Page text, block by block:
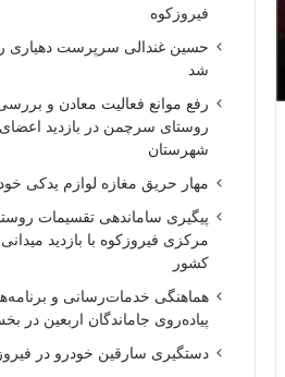
فیروزکوه
حسین غندالی سرپرست دهیاری
شد
رفع موانع فعالیت معادن و
روستای سرچمن در بازدید
شهرستان
مهار حریق مغازه لوازم یدکی
پیگیری ساماندهی تقسیمات
مرکزی فیروزکوه با بازدید
کشور
هماهنگی خدمات‌رسانی و
پیاده‌روی جاماندگان اربعین در
دستگیری سارقین خودرو در